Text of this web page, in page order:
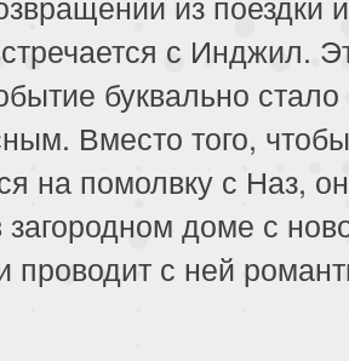
с Инджил.
буквально стало
Вместо того, чтобы
на помолвку с Наз,
загородном доме с
проводит с ней